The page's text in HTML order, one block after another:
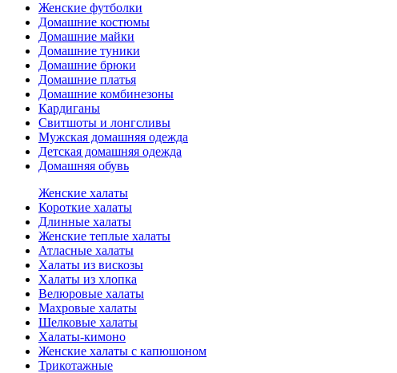
Женские футболки
Домашние костюмы
Домашние майки
Домашние туники
Домашние брюки
Домашние платья
Домашние комбинезоны
Кардиганы
Свитшоты и лонгсливы
Мужская домашняя одежда
Детская домашняя одежда
Домашняя обувь
Женские халаты
Короткие халаты
Длинные халаты
Женские теплые халаты
Атласные халаты
Халаты из вискозы
Халаты из хлопка
Велюровые халаты
Махровые халаты
Шелковые халаты
Халаты-кимоно
Женские халаты с капюшоном
Трикотажные